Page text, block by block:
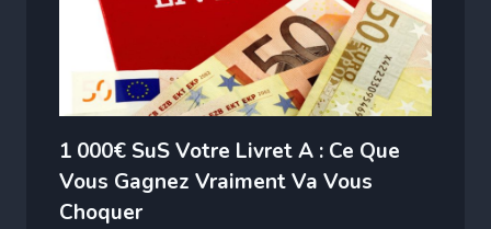
1 000€ SuS Votre Livret A : Ce Que
Vous Gagnez Vraiment Va Vous
Choquer